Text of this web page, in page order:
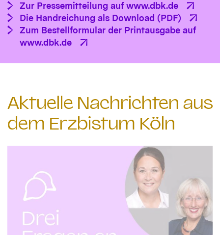
Zur Pressemitteilung auf www.dbk.de
Die Handreichung als Download (PDF)
Zum Bestellformular der Printausgabe auf
www.dbk.de
Aktuelle Nachrichten aus
dem Erzbistum Köln